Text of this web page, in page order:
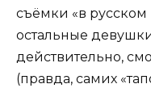
съёмки «в русском
остальные
действительно,
(правда, самих